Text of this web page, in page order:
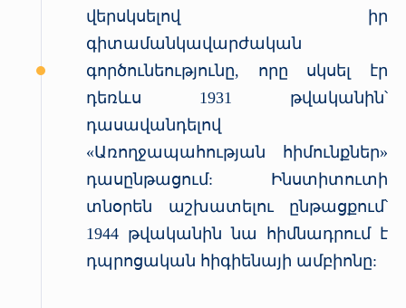
վերսկսելով իր
գիտամանկավարժական
գործունեությունը, որը սկսել էր
դեռևս 1931 թվականին՝
դասավանդելով
«Առողջապահության հիմունքներ»
դասընթացում: Ինստիտուտի
տնօրեն աշխատելու ընթացքում՝
1944 թվականին նա հիմնադրում է
դպրոցական հիգիենայի ամբիոնը: